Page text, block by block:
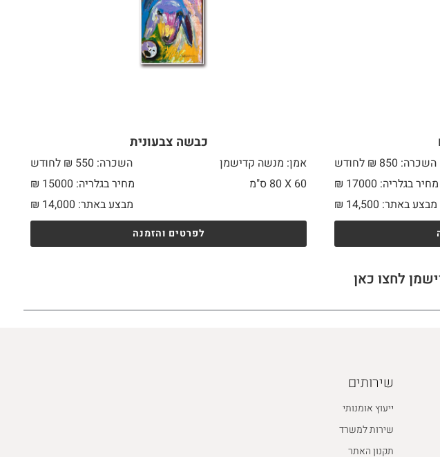
השכרה: 850 ₪ לחודש
מחיר בגלריה: 17000 ₪
מבצע באתר:
₪ 14,500
כבשה צבעונית
אמן: מנשה קדישמן
השכרה: 550 ₪ לחודש
60 X
מחיר בגלריה: 15000 ₪
מבצע באתר:
₪ 14,000
לפרטים והזמנה
לחצו כאן
שירותים
ייעוץ אומנותי
שירות למשרד
תקנון האתר